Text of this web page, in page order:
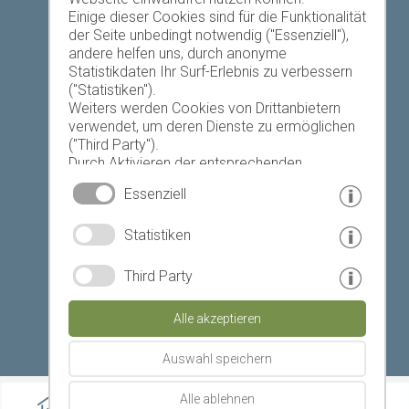
Heute Morgen Sonntag
19 °C 32 °C
© www.drescher.it - Webdesign in Südtirol
Impressum
Einige dieser Cookies sind für die Funktionalität
der Seite unbedingt notwendig ("Essenziell"),
andere helfen uns, durch anonyme
Statistikdaten Ihr Surf-Erlebnis zu verbessern
("Statistiken").
Weiters werden Cookies von Drittanbietern
verwendet, um deren Dienste zu ermöglichen
("Third Party").
Durch Aktivieren der entsprechenden
Schaltflächen entscheiden Sie selbst, welche
Cookies zum Einsatz kommen.
speichern" oder "Auswahl ablehnen" erklären
Cookies erlauben.
Ihre Einwilligung können Sie jederzeit
widerrufen.
Essenziell
Statistiken
Third Party
Alle akzeptieren
Auswahl speichern
Alle ablehnen